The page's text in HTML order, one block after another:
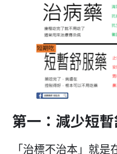
第一：減少短
「治標不治本」就是